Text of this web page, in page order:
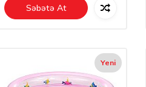
Səbətə At
Yeni